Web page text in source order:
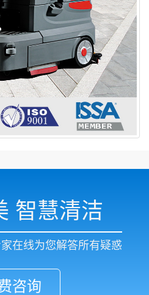
智慧清洁
在线为您解答所有疑惑
咨询